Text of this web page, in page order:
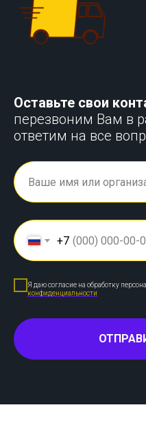
Оставьте свои
перезвоним Вам в
ответим на все
+7
Я даю согласие на обработку
конфиденциальности